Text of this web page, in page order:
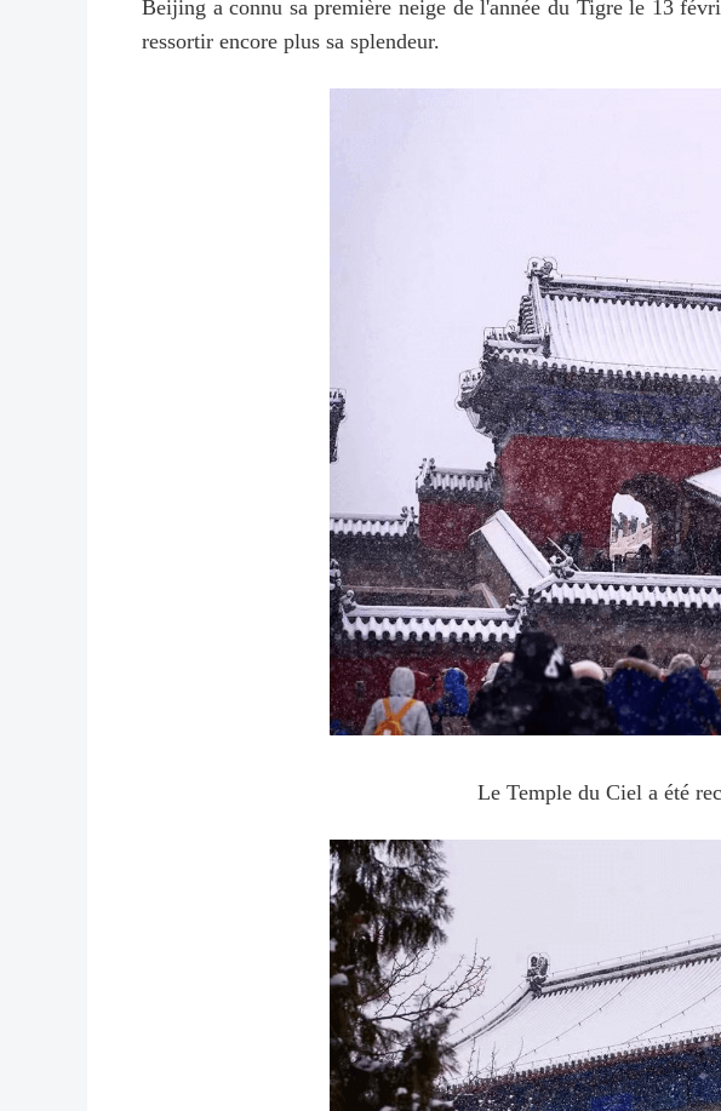
Beijing a connu sa première neige de l'année du Tigre le 13
ressortir encore plus sa splendeur.
Le Temple du Ciel a été